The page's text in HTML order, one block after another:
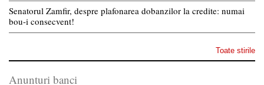
Senatorul Zamfir, despre plafonarea dobanzilor la credite: numai
bou-i consecvent!
Toate stirile
Anunturi banci